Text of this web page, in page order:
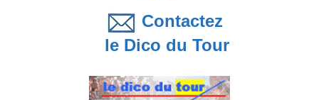
Contactez
le Dico du Tour